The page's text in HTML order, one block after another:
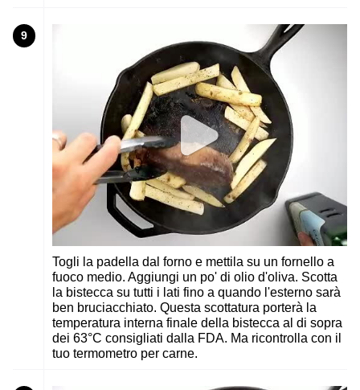
9
Togli la padella dal forno e mettila su un fornello a
fuoco medio. Aggiungi un po' di olio d'oliva. Scotta
la bistecca su tutti i lati fino a quando l'esterno sarà
ben bruciacchiato. Questa scottatura porterà la
temperatura interna finale della bistecca al di sopra
dei 63°C consigliati dalla FDA. Ma ricontrolla con il
tuo termometro per carne.